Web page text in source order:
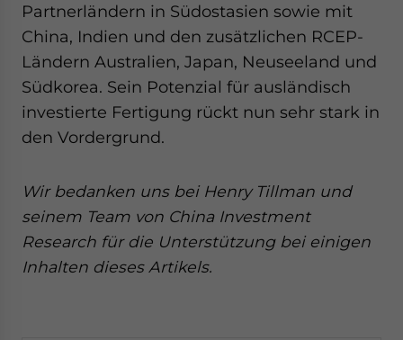
Partnerländern in Südostasien sowie mit
China, Indien und den zusätzlichen RCEP-
Ländern Australien, Japan, Neuseeland und
Südkorea. Sein Potenzial für ausländisch
investierte Fertigung rückt nun sehr stark in
den Vordergrund.
Wir bedanken uns bei Henry Tillman und
seinem Team von China Investment
Research für die Unterstützung bei einigen
Inhalten dieses Artikels.